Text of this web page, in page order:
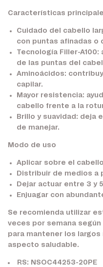
Características
Cuidado del cabello
con puntas afinadas o
Tecnología Filler-A100:
de las puntas del
Aminoácidos:
capilar.
Mayor resistencia:
cabello frente a la
Brillo y suavidad: deja
de manejar.
Modo de uso
Aplicar sobre el
Distribuir de medios a
Dejar actuar entre 3 y
Enjuagar con
Se recomienda utilizar
veces por semana
para mantener los
aspecto saludable.
RS: NSOC44253-20PE